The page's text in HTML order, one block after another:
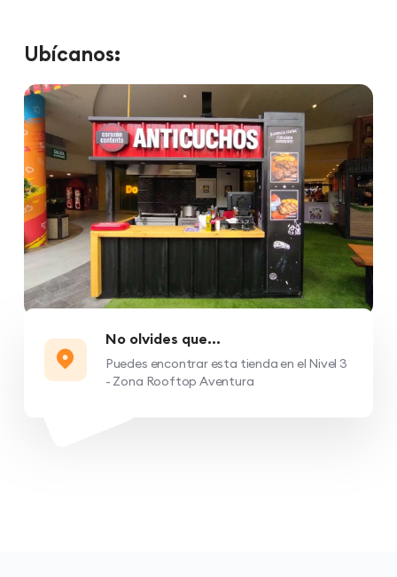
Ubícanos:
No olvides que...
Puedes encontrar esta tienda en el Nivel 3
- Zona Rooftop Aventura